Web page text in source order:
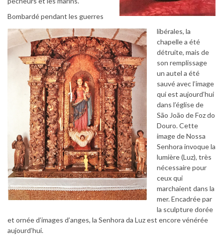
Bombardé pendant les guerres
libérales, la
chapelle a été
détruite, mais de
son remplissage
un autel a été
sauvé avec l’image
qui est aujourd’hui
dans l’église de
São João de Foz do
Douro. Cette
image de Nossa
Senhora invoque la
lumière (Luz), très
nécessaire pour
ceux qui
marchaient dans la
mer. Encadrée par
la sculpture dorée
et ornée d’images d’anges, la Senhora da Luz est encore vénérée
aujourd’hui.